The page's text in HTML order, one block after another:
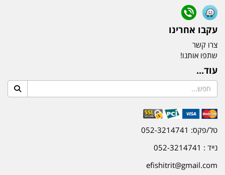
עקבו אחרינו
צרו קשר
שתפו אותנו!
עוד...
טל/פקס: 052-3214741
נייד : 052-3214741
efishitrit@gmail.com